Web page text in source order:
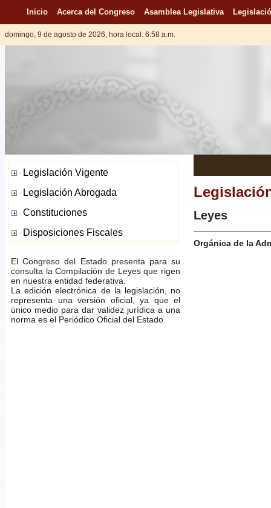
Inicio Acerca del Congreso Asamblea Legislativa
domingo, 9 de agosto de 2026, hora local: 6:58 a.m.
El Congreso del Estado presenta para su
consulta la Compilación de Leyes que rigen
en nuestra entidad federativa.
La edición electrónica de la legislación, no
representa una versión oficial, ya que el
único medio para dar validez jurídica a una
norma es el Periódico Oficial del Estado.
Leyes
Orgánica de la